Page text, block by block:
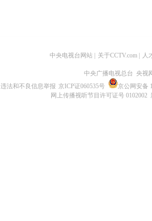
中央电视台网站 关于CCTV.com 人
中央广播电视总台 央视
违法和不良信息举报 京ICP证060535号
京公网安备
网上传播视听节目许可证号 0102002